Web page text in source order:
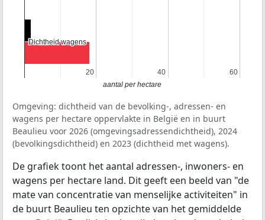
20
20 40
40 60
60
Dichtheid wagens
Dichtheid wagens
aantal per hectare
Omgeving: dichtheid van de bevolking-, adressen- en
wagens per hectare oppervlakte in België en in buurt
Beaulieu voor 2026 (omgevingsadressendichtheid), 2024
(bevolkingsdichtheid) en 2023 (dichtheid met wagens).
De grafiek toont het aantal adressen-, inwoners- en
wagens per hectare land. Dit geeft een beeld van "de
mate van concentratie van menselijke activiteiten" in
de buurt Beaulieu ten opzichte van het gemiddelde